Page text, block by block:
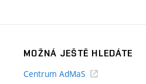
MOŽNÁ JEŠTĚ HLEDÁTE
Centrum AdMaS